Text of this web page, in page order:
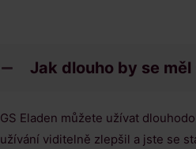
Jak dlouho by se měl
GS Eladen můžete užívat
užívání viditelně zlepšil a jste se